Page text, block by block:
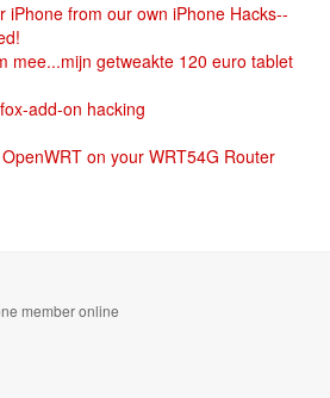
iPhone from our own iPhone Hacks--
mee...mijn getweakte 120 euro tablet
add-on hacking
on your WRT54G Router
member online